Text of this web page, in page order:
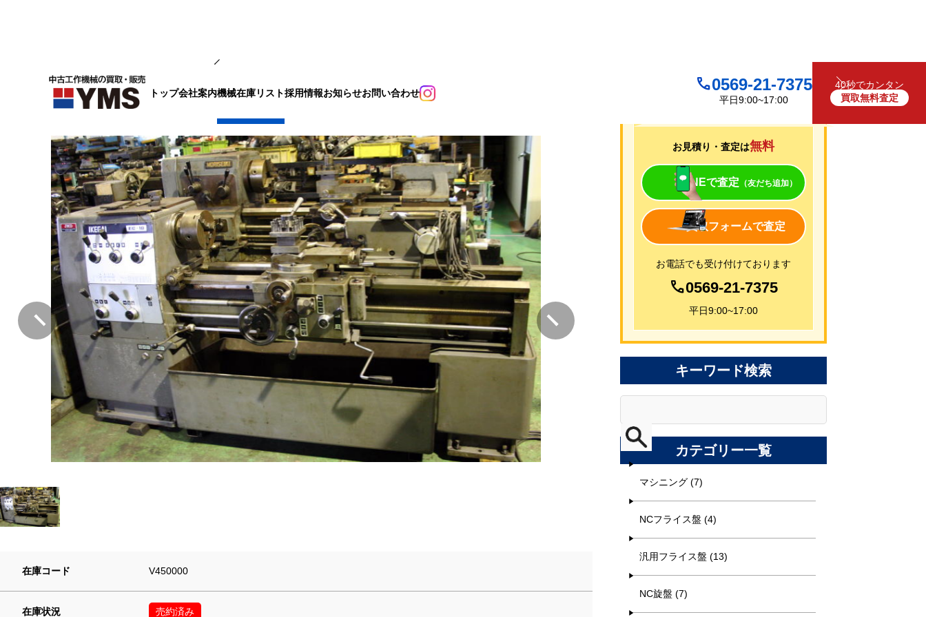
トップ会社案内機械在庫リスト採用情報お知らせお問い合わせ 0569-21-7375
平日9:00~17:00
40秒でカンタン
買取無料査定
6尺旋盤
在庫コード V450000
在庫状況 売約済み
買取について
お見積り・査定は無料
LINEで査定 （友だち追加）
買取フォームで査定
お電話でも受け付けております
0569-21-7375
平日9:00~17:00
キーワード検索
カテゴリー一覧
マシニング (7)
NCフライス盤 (4)
汎用フライス盤 (13)
NC旋盤 (7)